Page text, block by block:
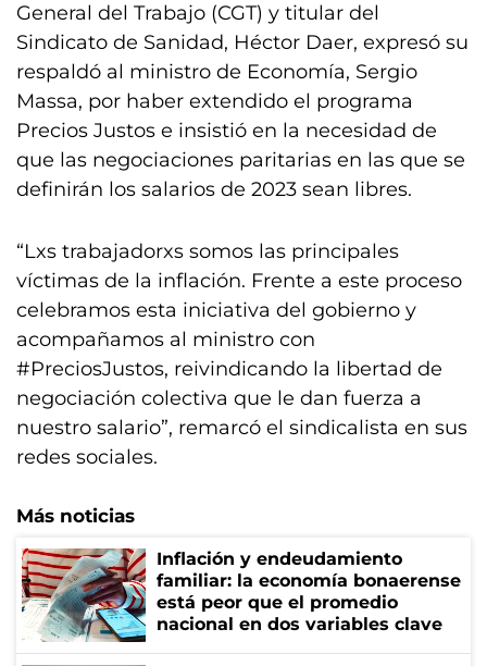
General del Trabajo (CGT) y titular del
Sindicato de Sanidad, Héctor Daer, expresó su
respaldó al ministro de Economía, Sergio
Massa, por haber extendido el programa
Precios Justos e insistió en la necesidad de
que las negociaciones paritarias en las que se
definirán los salarios de 2023 sean libres.
“Lxs trabajadorxs somos las principales
víctimas de la inflación. Frente a este proceso
celebramos esta iniciativa del gobierno y
acompañamos al ministro con
#PreciosJustos, reivindicando la libertad de
negociación colectiva que le dan fuerza a
nuestro salario”, remarcó el sindicalista en sus
redes sociales.
Más noticias
Inflación y endeudamiento
familiar: la economía bonaerense
está peor que el promedio
nacional en dos variables clave